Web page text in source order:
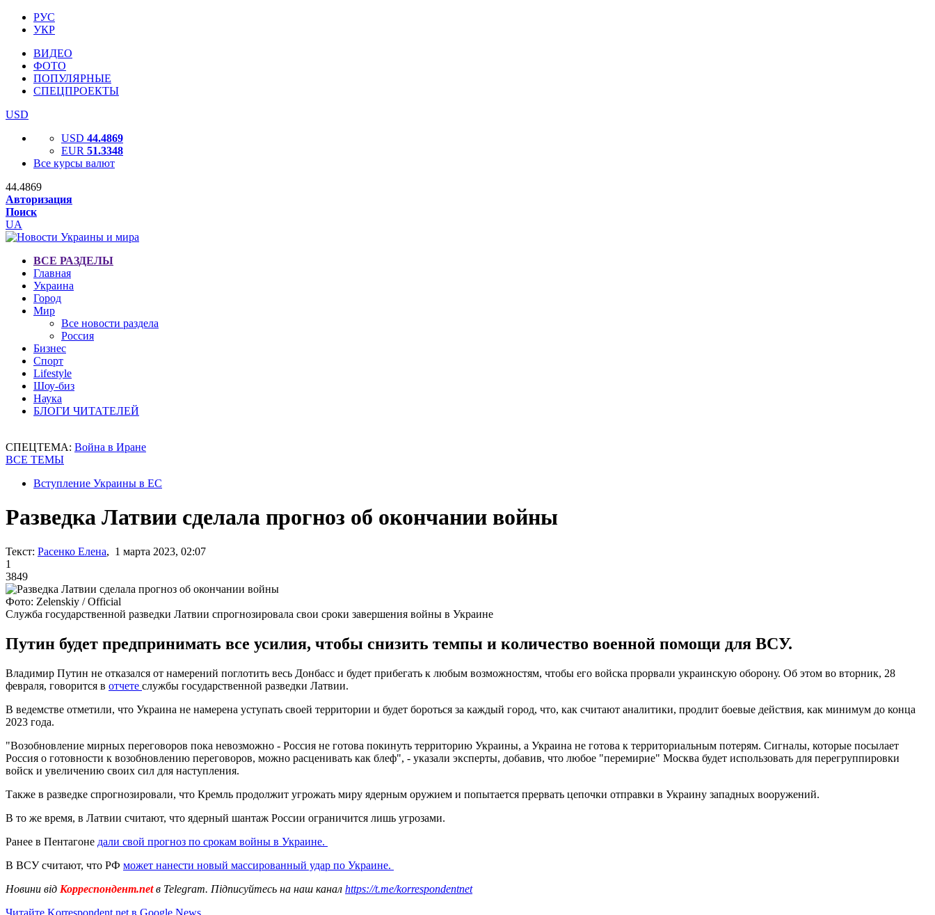
РУС
УКР
ВИДЕО
ФОТО
ПОПУЛЯРНЫЕ
СПЕЦПРОЕКТЫ
USD
USD 44.4869
EUR 51.3348
Все курсы валют
44.4869
Авторизация
Поиск
UA
ВСЕ РАЗДЕЛЫ
Главная
Украина
Город
Мир
Все новости раздела
Россия
Бизнес
Спорт
Lifestyle
Шоу-биз
Наука
БЛОГИ ЧИТАТЕЛЕЙ
СПЕЦТЕМА: Война в Иране
ВСЕ ТЕМЫ
Вступление Украины в ЕС
Разведка Латвии сделала прогноз об окончании войны
Текст: Расенко Елена, 1 марта 2023, 02:07
1
3849
Фото: Zelenskiy / Official
Служба государственной разведки Латвии спрогнозировала свои сроки завершения войны в Украине
Путин будет предпринимать все усилия, чтобы снизить темпы и количество военной помощи для ВСУ.
Владимир Путин не отказался от намерений поглотить весь Донбасс и будет прибегать к любым возможностям, чтобы его войска прорвали украинскую оборону. Об этом во вторник, 28
февраля, говорится в отчете службы государственной разведки Латвии.
В ведемстве отметили, что Украина не намерена уступать своей территории и будет бороться за каждый город, что, как считают аналитики, продлит боевые действия, как минимум до конца
2023 года.
"Возобновление мирных переговоров пока невозможно - Россия не готова покинуть территорию Украины, а Украина не готова к территориальным потерям. Сигналы, которые посылает
Россия о готовности к возобновлению переговоров, можно расценивать как блеф", - указали эксперты, добавив, что любое "перемирие" Москва будет использовать для перегруппировки
войск и увеличению своих сил для наступления.
Также в разведке спрогнозировали, что Кремль продолжит угрожать миру ядерным оружием и попытается прервать цепочки отправки в Украину западных вооружений.
В то же время, в Латвии считают, что ядерный шантаж России ограничится лишь угрозами.
Ранее в Пентагоне дали свой прогноз по срокам войны в Украине.
В ВСУ считают, что РФ может нанести новый массированный удар по Украине.
Новини від Корреспондент.netв Telegram. Підписуйтесь на наш канал https://t.me/korrespondentnet
Читайте Korrespondent.net в Google News